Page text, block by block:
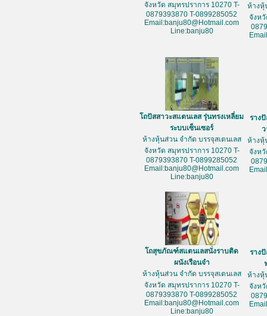
จังหวัด สมุทรปราการ 10270 T-
0879393870 T-0899285052
Email:banju80@Hotmail.com
Line:banju80
ห้างหุ้
จังห
โถปัสสาวะสแตนเลส รุ่นทรงเหลี่ยม
ระบบเซ็นเซอร์
ห้างหุ้นส่วน จำกัด บรรจุสเตนเลส
จังหวัด สมุทรปราการ 10270 T-
0879393870 T-0899285052
Email:banju80@Hotmail.com
Line:banju80
ราง
ห้างหุ้
จังห
โถสุขภัณฑ์สแตนเลสนั่งราบติด
ผนังเรือนจำ
ห้างหุ้นส่วน จำกัด บรรจุสเตนเลส
จังหวัด สมุทรปราการ 10270 T-
0879393870 T-0899285052
Email:banju80@Hotmail.com
Line:banju80
ราง
ห้างหุ้
จังห